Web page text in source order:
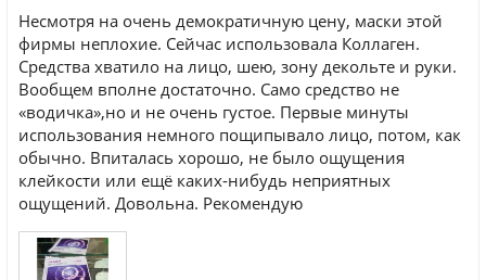
Несмотря на очень демократичную цену, маски этой
фирмы неплохие. Сейчас использовала Коллаген.
Средства хватило на лицо, шею, зону декольте и руки.
Вообщем вполне достаточно. Само средство не
«водичка»,но и не очень густое. Первые минуты
использования немного пощипывало лицо, потом, как
обычно. Впиталась хорошо, не было ощущения
клейкости или ещё каких-нибудь неприятных
ощущений. Довольна. Рекомендую